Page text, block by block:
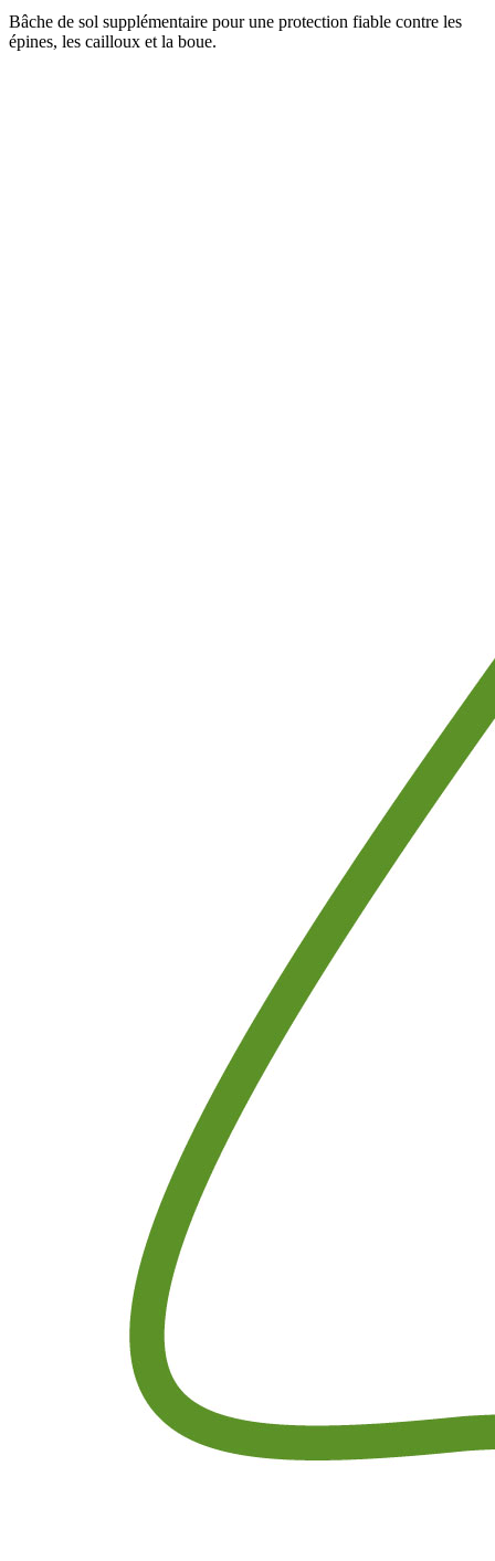
Bâche de sol supplémentaire pour une protection fiable contre les
épines, les cailloux et la boue.